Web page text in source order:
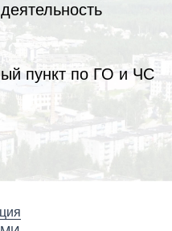
пункт по ГО и ЧС